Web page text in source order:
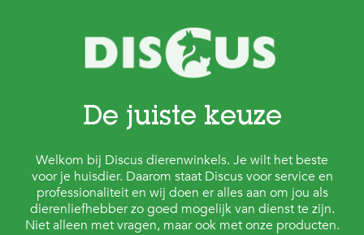
De juiste keuze
Welkom bij Discus dierenwinkels. Je wilt het beste
voor je huisdier. Daarom staat Discus voor service en
professionaliteit en wij doen er alles aan om jou als
dierenliefhebber zo goed mogelijk van dienst te zijn.
Niet alleen met vragen, maar ook met onze producten.